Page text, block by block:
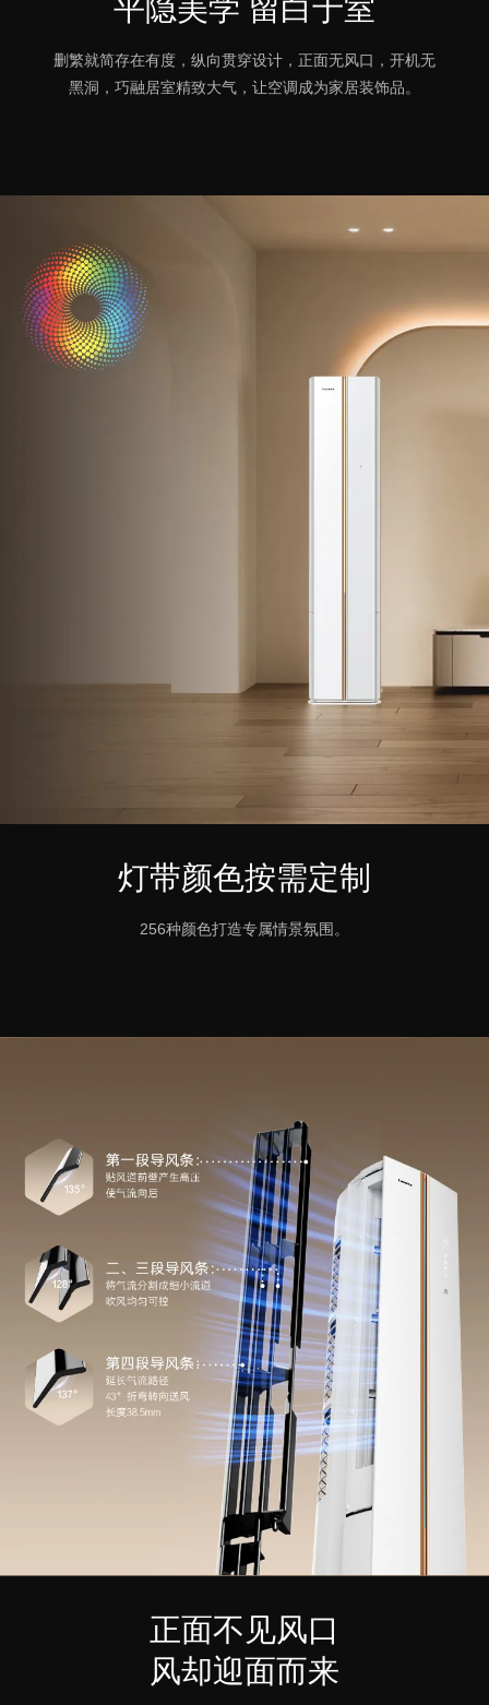
平隐美学 留白于室
删繁就简存在有度，纵向贯穿设计，正面无风口，开机无
黑洞，巧融居室精致大气，让空调成为家居装饰品。
灯带颜色按需定制
256种颜色打造专属情景氛围。
正面不见风口
风却迎面而来